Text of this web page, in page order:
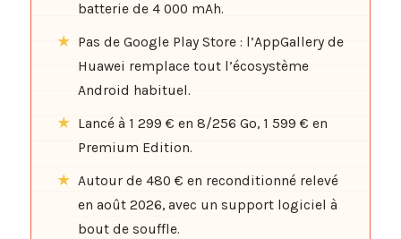
batterie de 4 000 mAh.
Pas de Google Play Store : l’AppGallery de
Huawei remplace tout l’écosystème
Android habituel.
Lancé à 1 299 € en 8/256 Go, 1 599 € en
Premium Edition.
Autour de 480 € en reconditionné relevé
en août 2026, avec un support logiciel à
bout de souffle.